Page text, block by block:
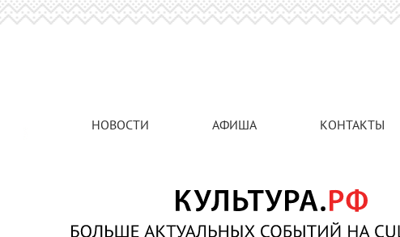
НОВОСТИ АФИША КОНТАКТЫ